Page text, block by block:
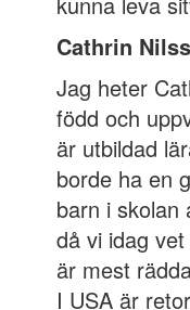
Cathrin
Jag heter
född och
är utbildad
borde ha en
barn i skolan
då vi idag
är mest
I USA är